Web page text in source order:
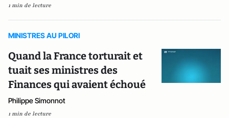
1 min de lecture
MINISTRES AU PILORI
Quand la France torturait et
tuait ses ministres des
Finances qui avaient échoué
Philippe Simonnot
1 min de lecture